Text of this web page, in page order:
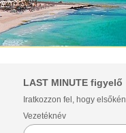
LAST MINUTE figyelő
Iratkozzon fel, hogy
Vezetéknév